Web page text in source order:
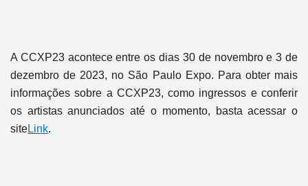
A CCXP23 acontece entre os dias 30 de novembro e 3 de
dezembro de 2023, no São Paulo Expo. Para obter mais
informações sobre a CCXP23, como ingressos e conferir
os artistas anunciados até o momento, basta acessar o
siteLink.